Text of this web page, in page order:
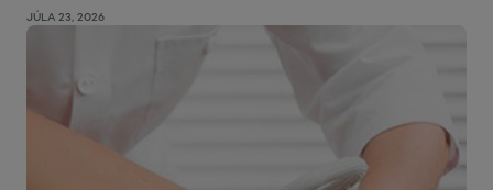
JÚLA 23, 2026